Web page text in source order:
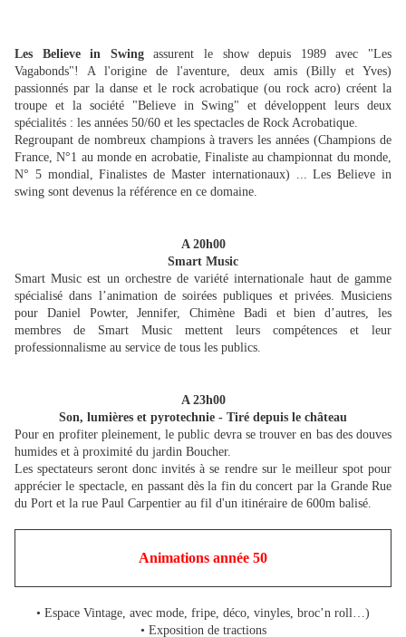
Les Believe in Swingassurent le show depuis 1989 avec "Les
Vagabonds"! A l'origine de l'aventure, deux amis (Billy et Yves)
passionnés par la danse et le rock acrobatique (ou rock acro) créent la
troupe et la société "Believe in Swing" et développent leurs deux
spécialités : les années 50/60 et les spectacles de Rock Acrobatique.
Regroupant de nombreux champions à travers les années (Champions de
France, N°1 au monde en acrobatie, Finaliste au championnat du monde,
N° 5 mondial, Finalistes de Master internationaux) ... Les Believe in
swing sont devenus la référence en ce domaine.
A 20h00
Smart Music
Smart Music est un orchestre de variété internationale haut de gamme
spécialisé dans l’animation de soirées publiques et privées. Musiciens
pour Daniel Powter, Jennifer, Chimène Badi et bien d’autres, les
membres de Smart Music mettent leurs compétences et leur
professionnalisme au service de tous les publics.
A 23h00
Son, lumières et pyrotechnie - Tiré depuis le château
Pour en profiter pleinement, le public devra se trouver en bas des douves
humides et à proximité du jardin Boucher.
Les spectateurs seront donc invités à se rendre sur le meilleur spot pour
apprécier le spectacle, en passant dès la fin du concert par la Grande Rue
du Port et la rue Paul Carpentier au fil d'un itinéraire de 600m balisé.
Animations année 50
• Espace Vintage, avec mode, fripe, déco, vinyles, broc’n roll…)
• Exposition de tractions